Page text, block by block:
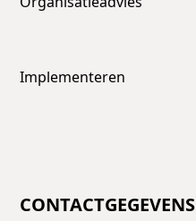
Implementeren
CONTACTGEGEVENS